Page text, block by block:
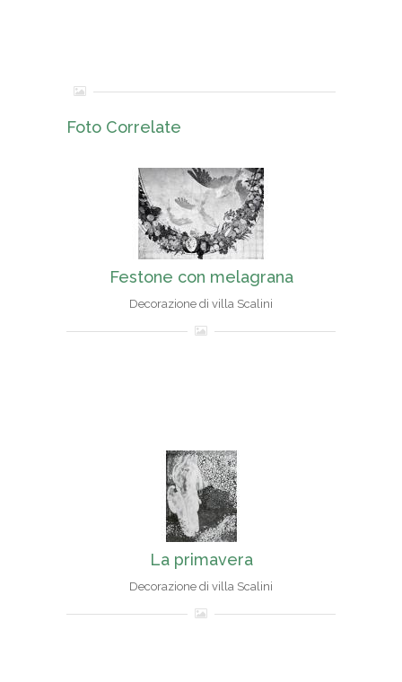
Foto Correlate
Festone con melagrana
Decorazione di villa Scalini
La primavera
Decorazione di villa Scalini